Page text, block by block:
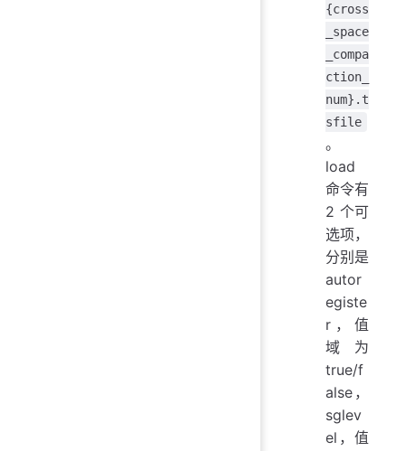
{cross
_space
_compa
ction_
num}.t
sfile
。
load
命令有
2 个可
选项，
分别是
autor
egiste
r，值
域为
true/f
alse，
sglev
el，值